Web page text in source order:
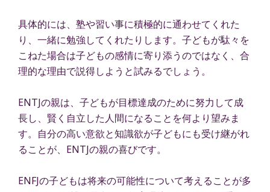
具体的には、塾や習い事に積極的に通わせてくれた
り、一緒に勉強してくれたりします。子どもが駄々を
こねた場合は子どもの感情に寄り添うのではなく、合
理的な理由で説得しようと試みるでしょう。
ENTJの親は、子どもが目標達成のために努力して成
長し、賢く自立した人間になることを何より望みま
す。自分の高い意欲と知識欲が子どもにも受け継がれ
ることが、ENTJの親の喜びです。
ENFJの子どもは将来の可能性について考えることが多